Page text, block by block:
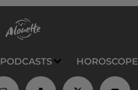
PODCASTS HOROSCOPE